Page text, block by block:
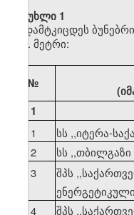
მუხლი 1
დამტკიცდეს
კუბ. მეტრი:
№
1
1
სს ,,იტერა-
2
სს ,,თბილგაზი
3
შპს
4
შპს